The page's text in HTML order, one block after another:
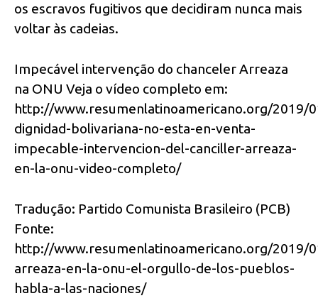
os escravos fugitivos que decidiram nunca mais
voltar às cadeias.
Impecável intervenção do chanceler Arreaza
na ONU Veja o vídeo completo em:
http://www.resumenlatinoamericano.org/2019/
dignidad-bolivariana-no-esta-en-venta-
impecable-intervencion-del-canciller-arreaza-
en-la-onu-video-completo/
Tradução: Partido Comunista Brasileiro (PCB)
Fonte:
http://www.resumenlatinoamericano.org/2019/
arreaza-en-la-onu-el-orgullo-de-los-pueblos-
habla-a-las-naciones/